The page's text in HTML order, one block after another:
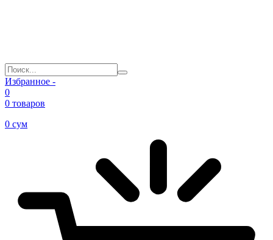
Избранное -
0
0 товаров
0 сум